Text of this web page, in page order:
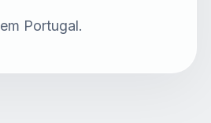
em Portugal.